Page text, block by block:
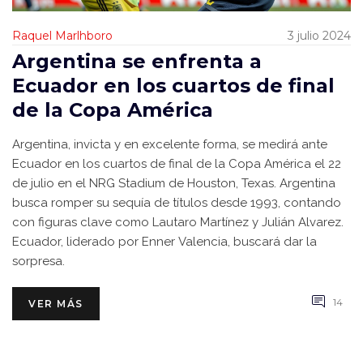
Raquel Marlhboro 3 julio 2024
Argentina se enfrenta a
Ecuador en los cuartos de final
de la Copa América
Argentina, invicta y en excelente forma, se medirá ante
Ecuador en los cuartos de final de la Copa América el 22
de julio en el NRG Stadium de Houston, Texas. Argentina
busca romper su sequía de títulos desde 1993, contando
con figuras clave como Lautaro Martínez y Julián Alvarez.
Ecuador, liderado por Enner Valencia, buscará dar la
sorpresa.
VER MÁS 14